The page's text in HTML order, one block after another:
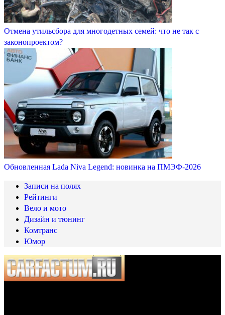
Отмена утильсбора для многодетных семей: что не так с
законопроектом?
Обновленная Lada Niva Legend: новинка на ПМЭФ-2026
Записи на полях
Рейтинги
Вело и мото
Дизайн и тюнинг
Комтранс
Юмор